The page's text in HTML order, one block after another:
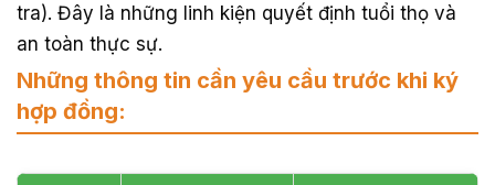
tra). Đây là những linh kiện quyết định tuổi thọ và
an toàn thực sự.
Những thông tin cần yêu cầu trước khi ký
hợp đồng: